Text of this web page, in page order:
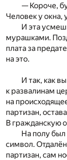
— Короче,
Человек у окна,
И эта
мурашками.
плата за
на это.
И так, как
к развалинам
на
партизан,
В гражданскую
На полу
символ.
партизан, сам